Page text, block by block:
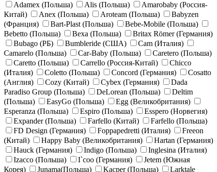
Adamex (Польша)
Alis (Польша)
Amarobaby (Россия-
Китай)
Anex (Польша) Aroteam (Польша)
Babyzen
(Франция)
Bart-Plast (Польша)
Bebe-Mobile (Польша)
Bebetto (Польша)
Bexa (Польша)
Britax Römer (Германия)
Bubago (РБ)
Bumbleride (США)
Cam (Италия)
Camarelo (Польша)
Car-Baby (Польша)
Caretero (Польша)
Caretto (Польша)
Carrello (Россия-Китай)
Chicco
(Италия)
Coletto (Польша) Concord (Германия)
Cosatto
(Англия)
Cozy (Китай) Cybex (Германия)
Dada
Paradiso Group (Польша)
DeLorean (Польша)
Deltim
(Польша)
EasyGo (Польша)
Egg (Великобритания)
Esperanza (Польша)
Espiro (Польша)
Esspero (Норвегия)
Expander (Польша)
Farfello (Китай)
Farfello (Польша)
FD Design (Германия)
Foppapedretti (Италия)
Freeon
(Китай)
Happy Baby (Великобритания)
Hartan (Германия)
Hauck (Германия)
Indigo (Польша)
Inglesina (Италия)
Izacco (Польша)
I`coo (Германия)
Jetem (Южная
Корея)
Junama(Польша) Kacper (Польша)
Larktale